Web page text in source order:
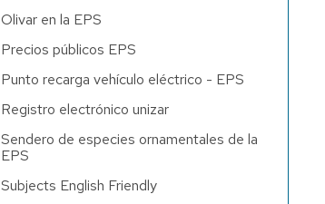
Olivar en la EPS
Precios públicos EPS
Punto recarga vehículo eléctrico - EPS
Registro electrónico unizar
Sendero de especies ornamentales de la
EPS
Subjects English Friendly